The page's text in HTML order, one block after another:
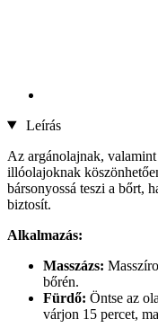
Leírás
Az argánolajnak,
illóolajoknak
bársonyossá teszi a bőrt,
biztosít.
Alkalmazás:
Masszázs:
bőrén.
Fürdő: Öntse az
várjon 15 percet,